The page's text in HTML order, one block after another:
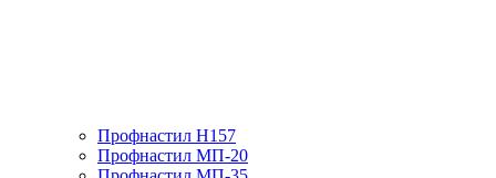
Профнастил H157
Профнастил МП-20